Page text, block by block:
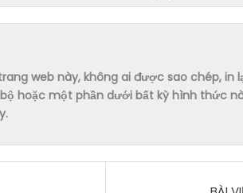
web này, không ai được sao chép, in
hoặc một phần dưới bất kỳ hình thức